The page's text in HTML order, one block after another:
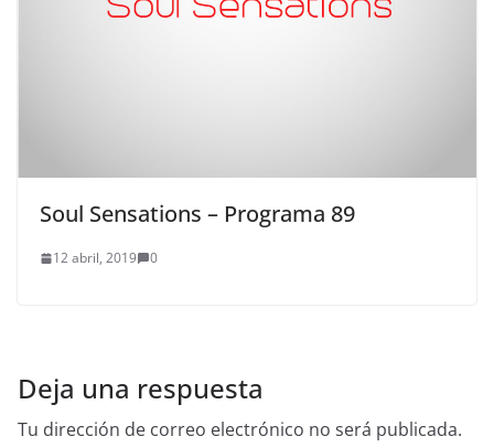
Soul Sensations – Programa 89
12 abril, 2019 0
Deja una respuesta
Tu dirección de correo electrónico no será publicada.